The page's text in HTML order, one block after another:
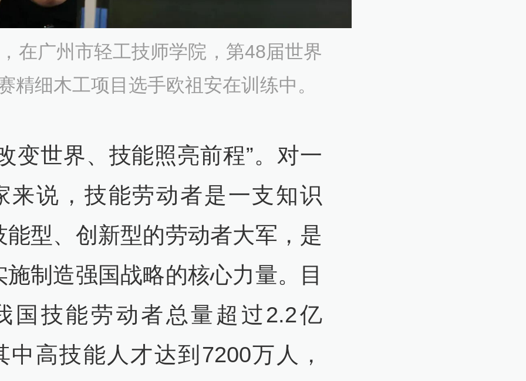
在广州市轻工技师学院， 第48届世界
精细木工项目选手欧祖安在训练中。
变世界、技能照亮前程”。对一
来说，技能劳动者是一支知识
能型、创新型的劳动者大军，是
施制造强国战略的核心力量。目
国技能劳动者总量超过2.2亿
中高技能人才达到7200万人，